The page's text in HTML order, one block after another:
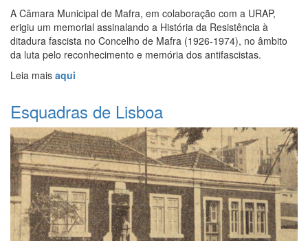
A Câmara Municipal de Mafra, em colaboração com a URAP,
erigiu um memorial assinalando a História da Resistência à
ditadura fascista no Concelho de Mafra (1926-1974), no âmbito
da luta pelo reconhecimento e memória dos antifascistas.
Leia mais aqui
Esquadras de Lisboa